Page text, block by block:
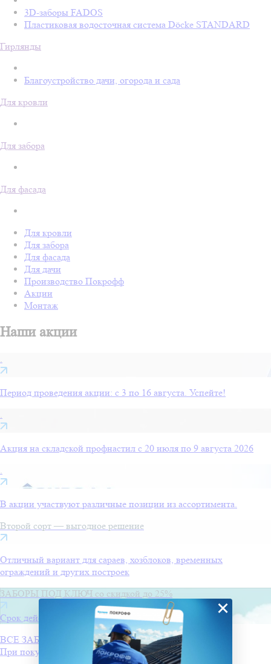
3D-заборы FADOS
Пластиковая водосточная система Döcke STANDARD
Гирлянды
Благоустройство дачи, огорода и сада
Для кровли
Для забора
Для фасада
Для кровли
Для забора
Для фасада
Для дачи
Производство Покрофф
Акции
Монтаж
Наши акции
.
Период проведения акции: с 3 по 16 августа. Успейте!
.
Акция на складской профнастил с 20 июля по 9 августа 2026
.
В акции участвуют различные позиции из ассортимента.
Второй сорт — выгодное решение
Отличный вариант для сараев, хозблоков, временных
ограждений и других построек
ЗАБОРЫ ПОД КЛЮЧ со скидкой до 25%
Срок действия: до 31.08.2026
ВСЕ ЗАБОРЫ по очень выгодной цене!
При покупке полной комплектации скидки до 25%!
×